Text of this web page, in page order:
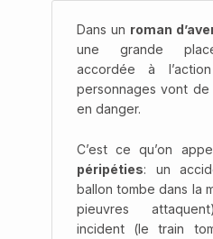
Dans un roman
une grande
accordée à
personnages vont de
en danger.
C’est ce qu’on
péripéties: un
ballon tombe dans la
pieuvres
incident (le train